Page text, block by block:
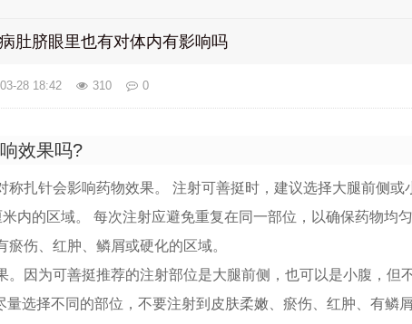
肚脐眼里也有对体内有影响吗
28 18:42 310 0
效果吗?
称扎针会影响药物效果。 注射可善挺时，建议选择大腿前侧或
内的区域。 每次注射应避免重复在同一部位，以确保药物均
伤、红肿、鳞屑或硬化的区域。
。因为可善挺推荐的注射部位是大腿前侧，也可以是小腹，但
量选择不同的部位，不要注射到皮肤柔嫩、瘀伤、红肿、有鳞